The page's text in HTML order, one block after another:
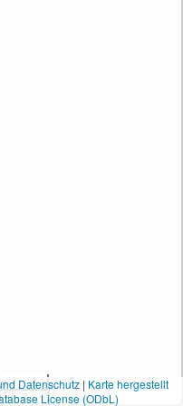
ft
Datenschutz | Karte hergestellt
License (ODbL)